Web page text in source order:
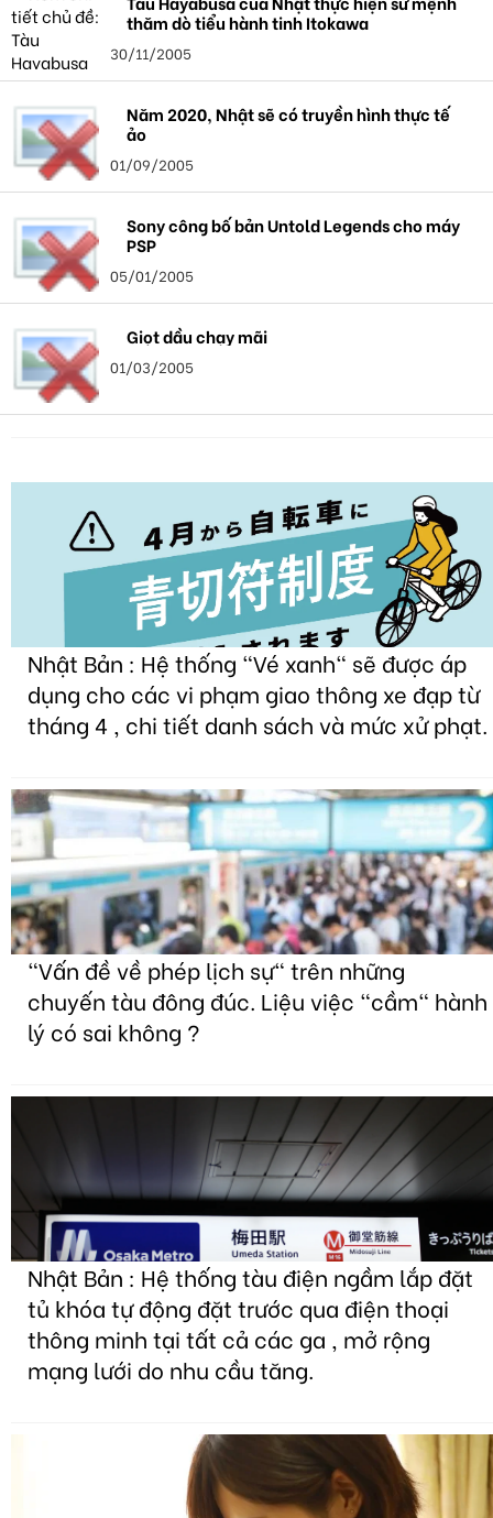
thăm dò tiểu hành tinh Itokawa
30/11/2005
Năm 2020, Nhật sẽ có truyền hình thực tế
ảo
01/09/2005
Sony công bố bản Untold Legends cho máy
PSP
05/01/2005
Giọt dầu chạy mãi
01/03/2005
Nhật Bản : Hệ thống "Vé xanh" sẽ được áp
dụng cho các vi phạm giao thông xe đạp từ
tháng 4 , chi tiết danh sách và mức xử phạt.
"Vấn đề về phép lịch sự" trên những
chuyến tàu đông đúc. Liệu việc "cầm" hành
lý có sai không ?
Nhật Bản : Hệ thống tàu điện ngầm lắp đặt
tủ khóa tự động đặt trước qua điện thoại
thông minh tại tất cả các ga , mở rộng
mạng lưới do nhu cầu tăng.